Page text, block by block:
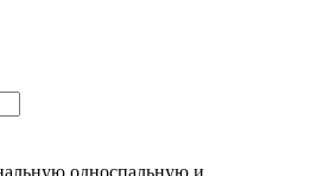
односпальную и